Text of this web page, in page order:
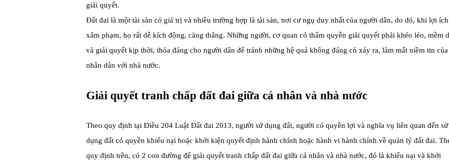
giải quyết.
Đất đai là một tài sản có giá trị và nhiều trường hợp là tài sản, nơi cư ngụ duy nhất của người dân, do đó, khi lợi
xâm phạm, họ rất dễ kích động, căng thẳng. Những người, cơ quan có thẩm quyền giải quyết phải khéo léo, mềm
và giải quyết kịp thời, thỏa đáng cho người dân để tránh những hệ quả không đáng có xảy ra, làm mất niềm tin của
nhân dân với nhà nước.
Giải quyết tranh chấp đất đai giữa cá nhân và nhà nước
Theo quy định tại Điều 204 Luật Đất đai 2013, người sử dụng đất, người có quyền lợi và nghĩa vụ liên quan đến sử
dụng đất có quyền khiếu nại hoặc khởi kiện quyết định hành chính hoặc hành vi hành chính về quản lý đất đai.
quy định trên, có 2 con đường để giải quyết tranh chấp đất đai giữa cá nhân và nhà nước, đó là khiếu nại và khởi